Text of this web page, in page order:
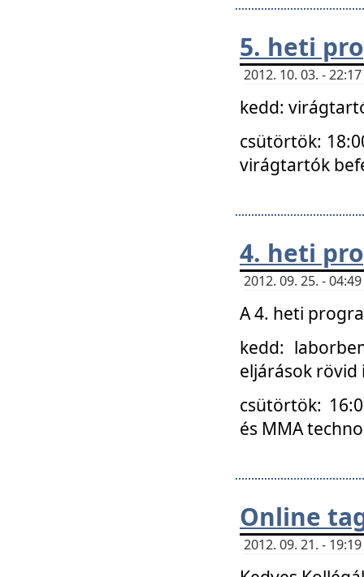
5. heti
2012. 10. 03. -
kedd:
csütörtök:
virágtartók
4. heti
2012. 09. 25. -
A 4. heti
kedd:
eljárások
csütörtök:
és MMA
Online
2012. 09. 21. -